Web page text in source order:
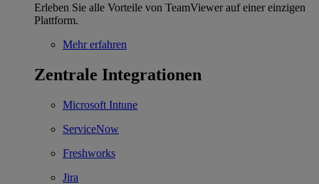
Erleben Sie alle Vorteile von TeamViewer auf einer einzigen
Plattform.
Mehr erfahren
Zentrale Integrationen
Microsoft Intune
ServiceNow
Freshworks
Jira